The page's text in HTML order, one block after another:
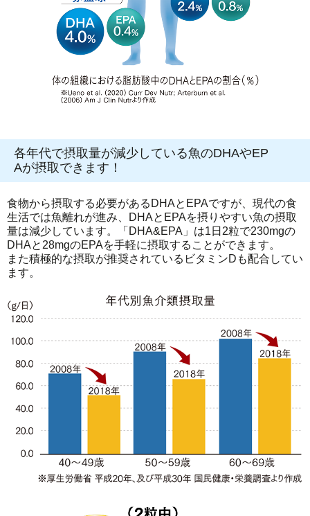
各年代で摂取量が減少している魚のDHAやEP
Aが摂取できます！
食物から摂取する必要があるDHAとEPAですが、現代の食
生活では魚離れが進み、DHAとEPAを摂りやすい魚の摂取
量は減少しています。「DHA&EPA」は1日2粒で230mgの
DHAと28mgのEPAを手軽に摂取することができます。
また積極的な摂取が推奨されているビタミンDも配合してい
ます。